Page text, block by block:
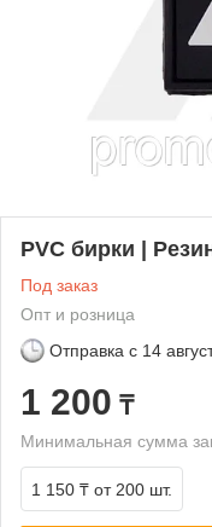
PVC бирки |
Под заказ
Опт и розница
Отправка с 14
1 200 ₸
Минимальная сумма
1 150 ₸ от 200 шт.